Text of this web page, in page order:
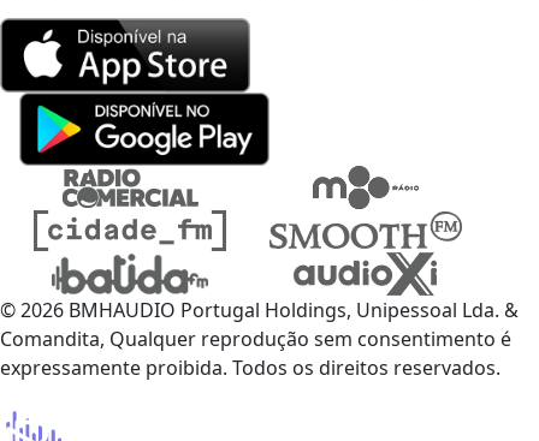
© 2026 BMHAUDIO Portugal Holdings, Unipessoal Lda. &
Comandita, Qualquer reprodução sem consentimento é
expressamente proibida. Todos os direitos reservados.